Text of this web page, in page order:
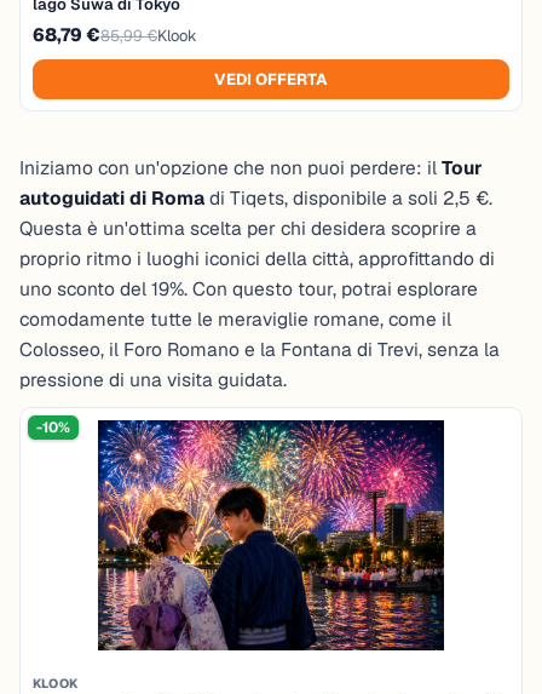
lago Suwa di Tokyo
68,79 €85,99 €Klook
VEDI OFFERTA
Iniziamo con un'opzione che non puoi perdere: ilTour
autoguidati di Romadi Tiqets, disponibile a soli 2,5 €.
Questa è un'ottima scelta per chi desidera scoprire a
proprio ritmo i luoghi iconici della città, approfittando di
uno sconto del 19%. Con questo tour, potrai esplorare
comodamente tutte le meraviglie romane, come il
Colosseo, il Foro Romano e la Fontana di Trevi, senza la
pressione di una visita guidata.
-10%
KLOOK